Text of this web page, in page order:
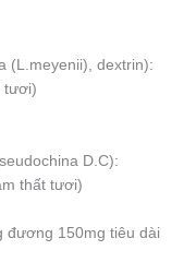
(L.meyenii), dextrin):
tươi)
D.C):
thất tươi)
đương 150mg tiêu dài